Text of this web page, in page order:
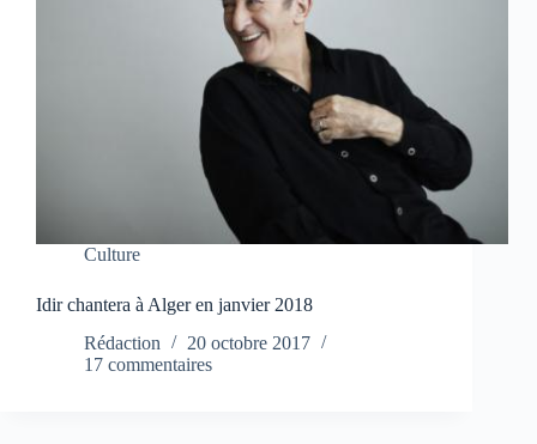
Culture
Idir chantera à Alger en janvier 2018
Rédaction
20 octobre 2017
17 commentaires